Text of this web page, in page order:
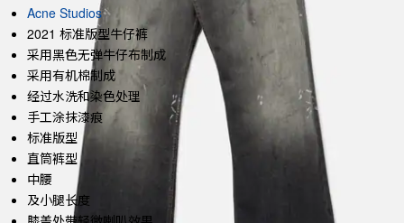
Acne Studios
2021 标准版型牛仔裤
采用黑色无弹牛仔布制成
采用有机棉制成
经过水洗和染色处理
手工涂抹漆痕
标准版型
直筒裤型
中腰
及小腿长度